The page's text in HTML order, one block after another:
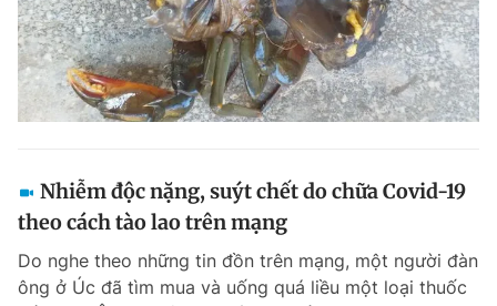
Nhiễm độc nặng, suýt chết do chữa Covid-19
theo cách tào lao trên mạng
Do nghe theo những tin đồn trên mạng, một người đàn
ông ở Úc đã tìm mua và uống quá liều một loại thuốc